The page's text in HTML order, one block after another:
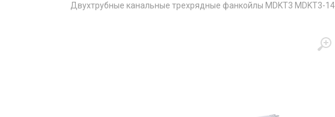
Двухтрубные канальные трехрядные фанкойлы MDKT3 MDKT3-